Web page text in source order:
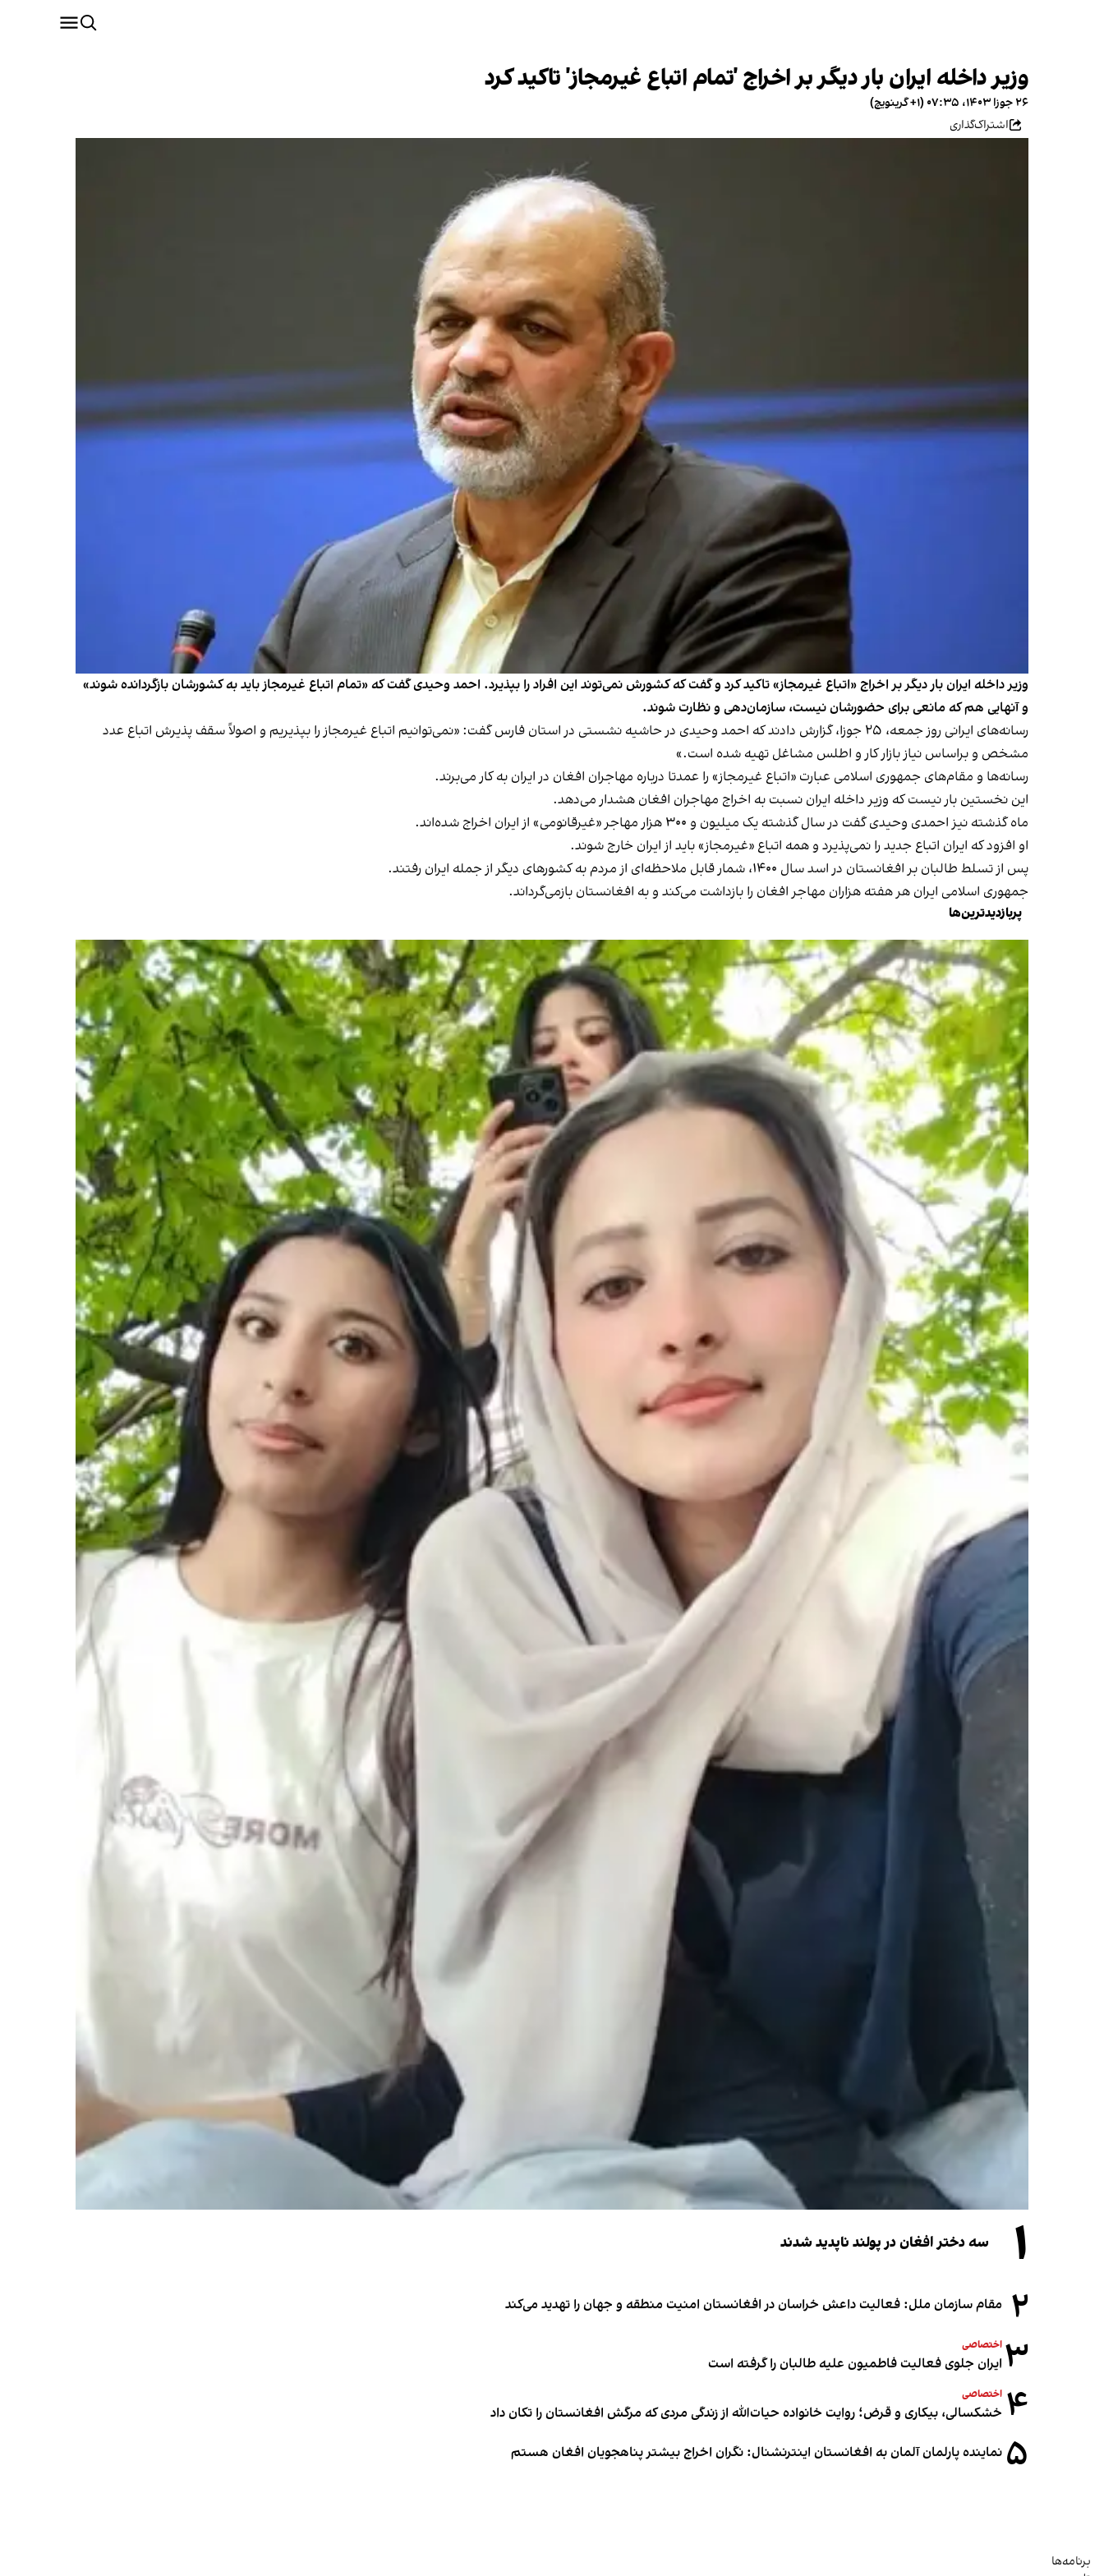
وزیر داخله ایران بار دیگر بر اخراج 'تمام اتباع غیرمجاز' تاکید کرد
۲۶ جوزا ۱۴۰۳، ۰۷:۳۵ (‎+۱ گرینویچ)
اشتراک‌گذاری
وزیر داخله ایران بار دیگر بر اخراج «اتباع غیرمجاز» تاکید کرد و گفت که کشورش نمی‌توند این افراد را بپذیرد. احمد وحیدی گفت که «تمام اتباع غیرمجاز باید به کشورشان بازگردانده شوند»
و آنهایی هم که مانعی برای حضورشان نیست، سازمان‌دهی و نظارت شوند.
رسانه‌های ایرانی روز جمعه، ۲۵ جوزا، گزارش دادند که احمد وحیدی در حاشیه نشستی در استان فارس گفت: «نمی‌توانیم اتباع غیرمجاز را بپذیریم و اصولاً سقف پذیرش اتباع عدد
مشخص و براساس نیاز بازار کار و اطلس مشاغل تهیه شده است.»
رسانه‌ها و مقام‌های جمهوری اسلامی عبارت «اتباع غیرمجاز» را عمدتا درباره مهاجران افغان در ایران به کار می‌برند.
این نخستین بار نیست که وزیر داخله ایران نسبت به اخراج مهاجران افغان هشدار می‌دهد.
ماه گذشته نیز احمدی وحیدی گفت در سال گذشته یک میلیون و ۳۰۰ هزار مهاجر «غیرقانومی» از ایران اخراج شده‌اند.
او افزود که ایران اتباع جدید را نمی‌پذیرد و همه اتباع «غیرمجاز» باید از ایران خارج شوند.
پس از تسلط طالبان بر افغانستان در اسد سال ۱۴۰۰، شمار قابل ملاحظه‌ای از مردم به کشورهای دیگر از جمله ایران رفتند.
جمهوری اسلامی ایران هر هفته هزاران مهاجر افغان را بازداشت می‌کند و به افغانستان بازمی‌گرداند.
پربازدیدترین‌ها
۱ سه دختر افغان در پولند ناپدید شدند
۲ مقام سازمان ملل: فعالیت داعش خراسان در افغانستان امنیت منطقه و جهان را تهدید می‌کند
۳ اختصاصی
ایران جلوی فعالیت فاطمیون علیه طالبان را گرفته است
۴ اختصاصی
خشکسالی، بیکاری و قرض؛ روایت خانواده حیات‌الله از زندگی مردی که مرگش افغانستان را تکان داد
۵ نماینده پارلمان آلمان به افغانستان اینترنشنال: نگران اخراج بیشتر پناهجویان افغان هستم
برنامه‌ها